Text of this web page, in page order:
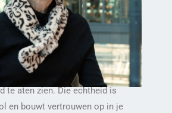
wordt je boodschap
Door eerstehands te
werknemers, studenten
hebben is erg krachtig.
durven mensen hun
te aten zien. Die echtheid is
en bouwt vertrouwen op in je